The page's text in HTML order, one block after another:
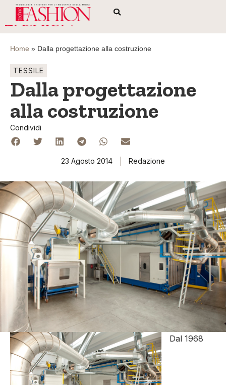
Home » Dalla progettazione alla costruzione
TESSILE
Dalla progettazione
alla costruzione
Condividi
23 Agosto 2014 Redazione
Dal 1968